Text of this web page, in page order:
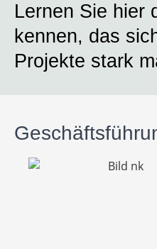
Lernen Sie hier
kennen, das
Projekte stark